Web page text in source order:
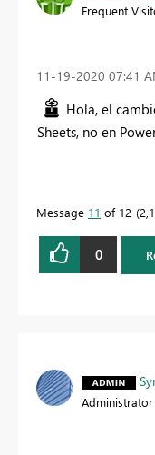
Frequent
‎11-19-2020 07:41
Hola, el
Sheets, no en
Message 11 of 12
0
Administrator